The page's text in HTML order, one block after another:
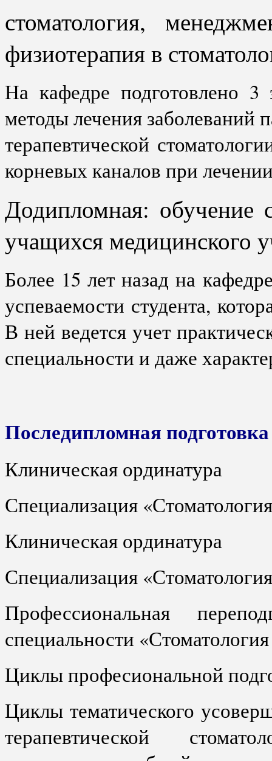
стоматология,
физиотерапия в
На кафедре подготовлено 3
методы лечения заболеваний
терапевтической
корневых каналов при
Додипломная:
учащихся медицинского
Более 15 лет назад на
успеваемости студента,
В ней ведется учет
специальности и даже
Последипломная подготовка
Клиническая ординатура
Специализация
Клиническая ординатура
Специализация
Профессиональная
специальности
Циклы професиональной
Циклы тематического
терапевтической